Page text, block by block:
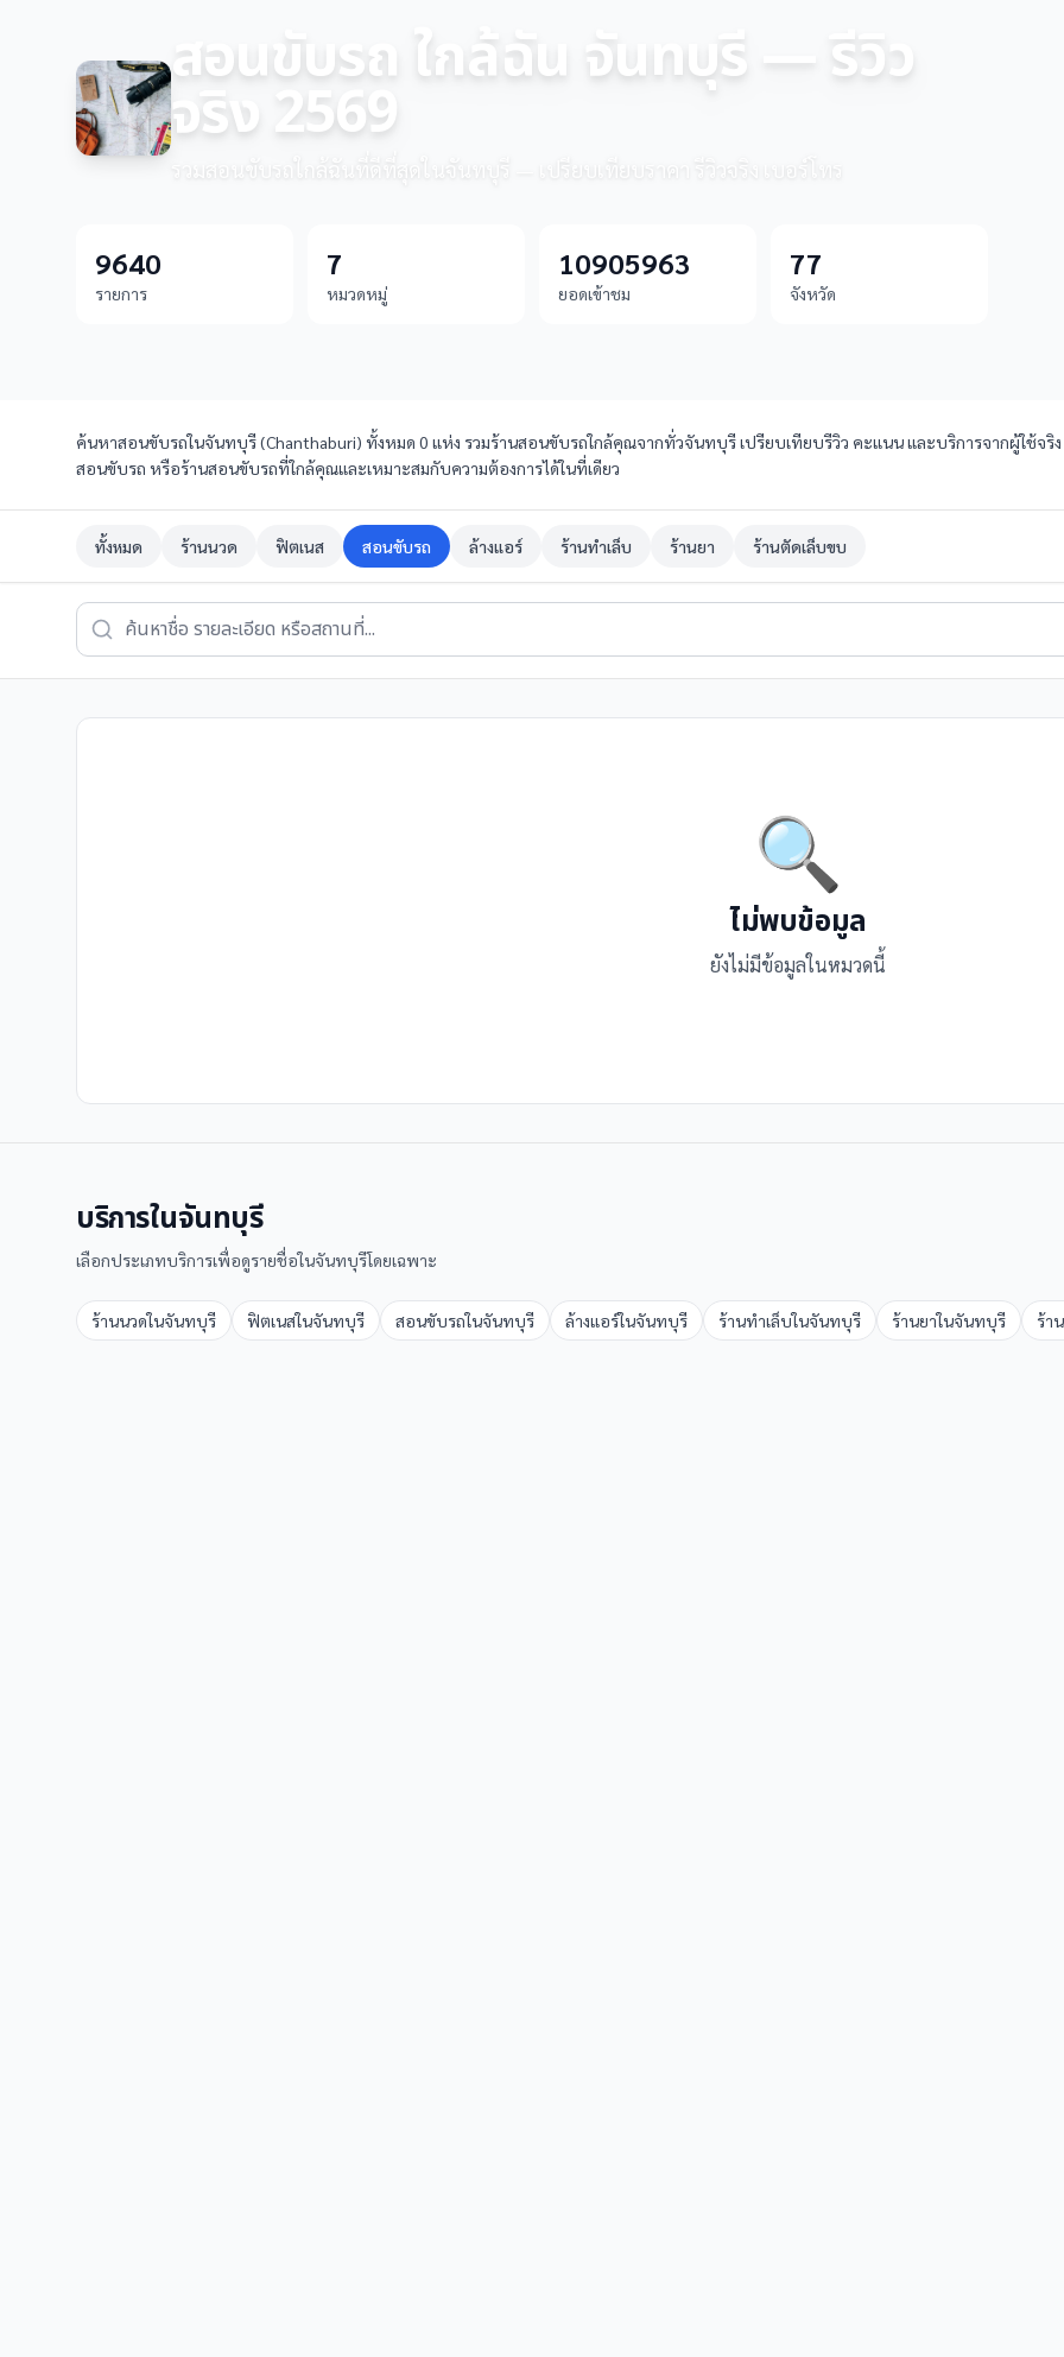
สอนขับรถ ใกล้ฉัน จันทบุรี — รีวิว
จริง 2569
รวมสอนขับรถใกล้ฉันที่ดีที่สุดในจันทบุรี — เปรียบเทียบราคา รีวิวจริง เบอร์โทร
9640
รายการ
7
หมวดหมู่
10905963
ยอดเข้าชม
77
จังหวัด
ค้นหาสอนขับรถในจันทบุรี (Chanthaburi) ทั้งหมด 0 แห่ง รวมร้านสอนขับรถใกล้คุณจากทั่วจันทบุรี เปรียบเทียบรีวิว คะแนน และบริการจากผู้ใช้จริ
สอนขับรถ หรือร้านสอนขับรถที่ใกล้คุณและเหมาะสมกับความต้องการได้ในที่เดียว
ทั้งหมด ร้านนวด ฟิตเนส สอนขับรถ ล้างแอร์ ร้านทำเล็บ ร้านยา ร้านตัดเล็บขบ
🔍
ไม่พบข้อมูล
ยังไม่มีข้อมูลในหมวดนี้
บริการในจันทบุรี
เลือกประเภทบริการเพื่อดูรายชื่อในจันทบุรีโดยเฉพาะ
ร้านนวดในจันทบุรี ฟิตเนสในจันทบุรี สอนขับรถในจันทบุรี ล้างแอร์ในจันทบุรี ร้านทำเล็บในจันทบุรี ร้านยาในจันทบุรี ร้า